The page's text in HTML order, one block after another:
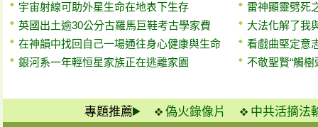
宇宙射線可助外星生命在地表下生存
英國出土逾30公分古羅馬巨鞋考古學家費
在神韻中找回自己一場通往身心健康與生命
銀河系一年輕恒星家族正在逃離家園
雷神顯靈劈死
大法化解了我
看戲曲堅定意
不敬聖賢“觸樹
專題推薦 偽火錄像片 中共活摘法